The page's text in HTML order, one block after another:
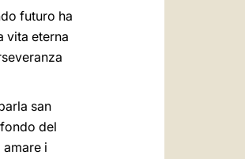
futuro ha
vita eterna
san
del
i